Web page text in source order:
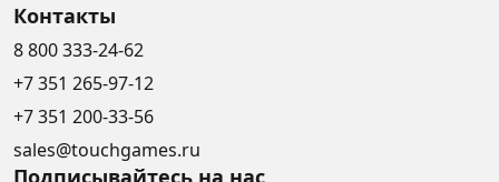
Контакты
8 800 333-24-62
+7 351 265-97-12
+7 351 200-33-56
sales@touchgames.ru
Подписывайтесь на нас